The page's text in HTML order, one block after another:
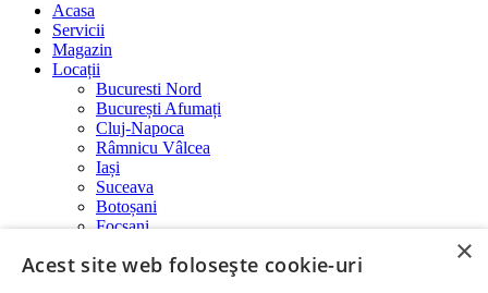
Acasa
Servicii
Magazin
Locații
Bucuresti Nord
București Afumați
Cluj-Napoca
Râmnicu Vâlcea
Iași
Suceava
Botoșani
Focșani
Galerie
×
Acest site web folosește cookie-uri